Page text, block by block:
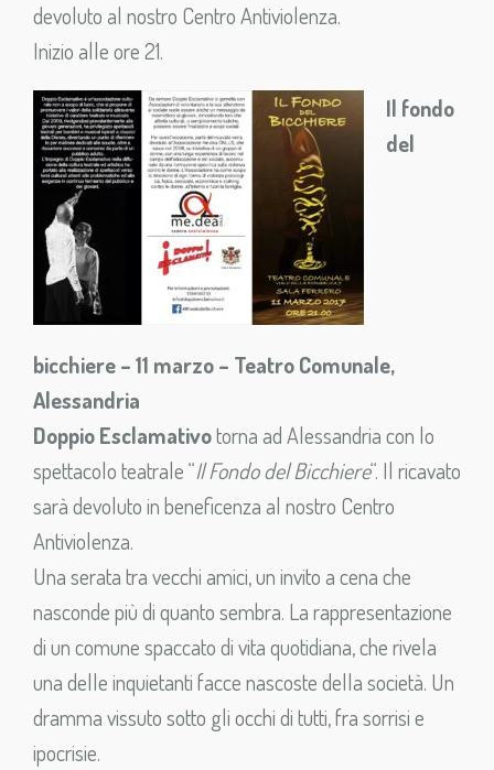
devoluto al nostro Centro Antiviolenza.
Inizio alle ore 21.
Il fondo
del
bicchiere – 11 marzo – Teatro Comunale,
Alessandria
Doppio Esclamativotorna ad Alessandria con lo
spettacolo teatrale “Il Fondo del Bicchiere“. Il ricavato
sarà devoluto in beneficenza al nostro Centro
Antiviolenza.
Una serata tra vecchi amici, un invito a cena che
nasconde più di quanto sembra. La rappresentazione
di un comune spaccato di vita quotidiana, che rivela
una delle inquietanti facce nascoste della società. Un
dramma vissuto sotto gli occhi di tutti, fra sorrisi e
ipocrisie.